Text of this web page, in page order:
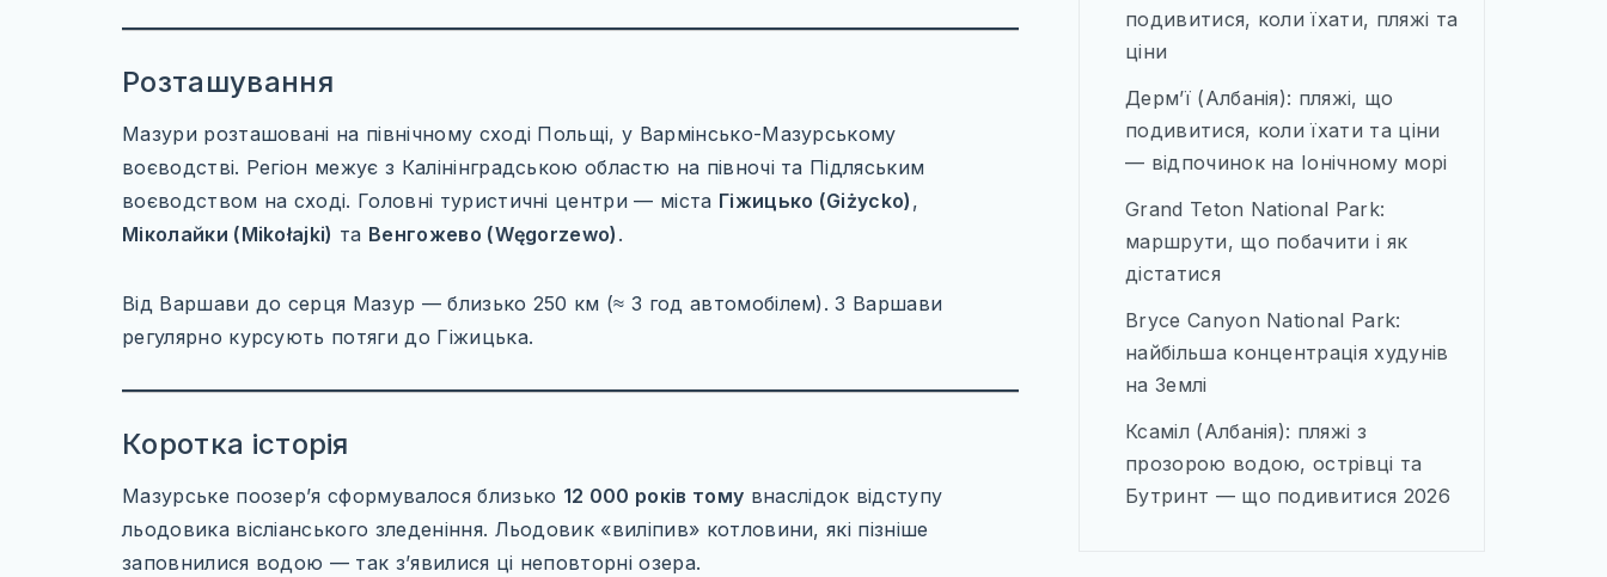
Розташування
Мазури розташовані на північному сході Польщі, у Вармінсько-Мазурському
воєводстві. Регіон межує з Калінінградською областю на півночі та Підляським
воєводством на сході. Головні туристичні центри — міста Гіжицько (Giżycko) ,
Міколайки (Mikołajki) та Венгожево (Węgorzewo) .
Від Варшави до серця Мазур — близько 250 км (≈ 3 год автомобілем). З Варшави
регулярно курсують потяги до Гіжицька.
Коротка історія
Мазурське поозер’я сформувалося близько 12 000 років тому внаслідок відступу
льодовика вісліанського зледеніння. Льодовик «виліпив» котловини, які пізніше
заповнилися водою — так з’явилися ці неповторні озера.
подивитися, коли їхати, пляжі та
ціни
Дерм’ї (Албанія): пляжі, що
подивитися, коли їхати та ціни
— відпочинок на Іонічному морі
Grand Teton National Park:
маршрути, що побачити і як
дістатися
Bryce Canyon National Park:
найбільша концентрація худунів
на Землі
Ксаміл (Албанія): пляжі з
прозорою водою, острівці та
Бутринт — що подивитися 2026